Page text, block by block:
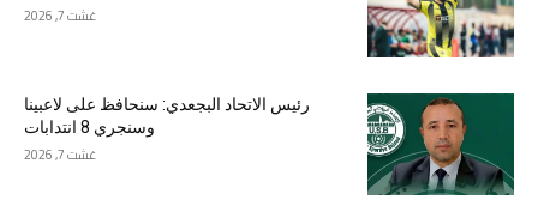
غشت 7, 2026
رئيس الاتحاد البجعدي: سنحافظ على لاعبينا
وسنجري 8 انتدابات
غشت 7, 2026